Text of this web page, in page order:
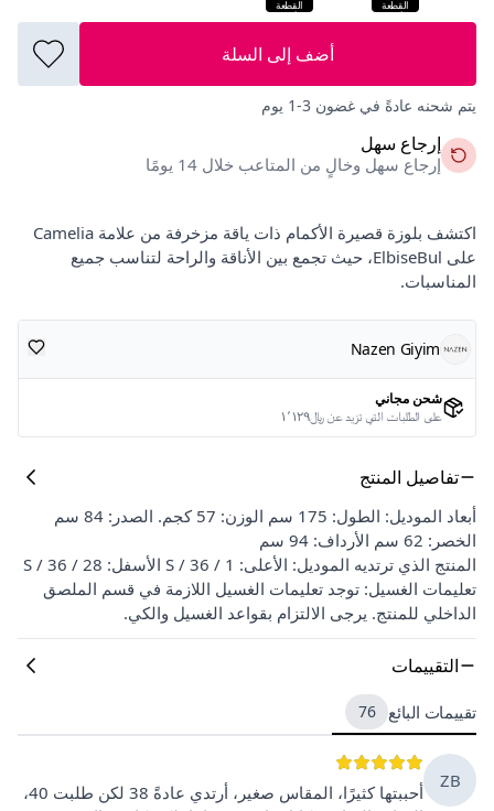
القطعة
القطعة
أضف إلى السلة
يتم شحنه عادةً في غضون 3-1 يوم
إرجاع سهل
إرجاع سهل وخالٍ من المتاعب خلال 14 يومًا
اكتشف بلوزة قصيرة الأكمام ذات ياقة مزخرفة من علامة Camelia
على ElbiseBul، حيث تجمع بين الأناقة والراحة لتناسب جميع
المناسبات.
Nazen Giyim
شحن مجاني
على الطلبات التي تزيد عن ﷼١٬١٢٩
تفاصيل المنتج
أبعاد الموديل: الطول: 175 سم الوزن: 57 كجم. الصدر: 84 سم
الخصر: 62 سم الأرداف: 94 سم
المنتج الذي ترتديه الموديل: الأعلى: S / 36 / 1 الأسفل: S / 36 / 28
تعليمات الغسيل: توجد تعليمات الغسيل اللازمة في قسم الملصق
الداخلي للمنتج. يرجى الالتزام بقواعد الغسيل والكي.
التقييمات
تقييمات البائع 76
ZB
أحببتها كثيرًا، المقاس صغير، أرتدي عادةً 38 لكن طلبت 40،